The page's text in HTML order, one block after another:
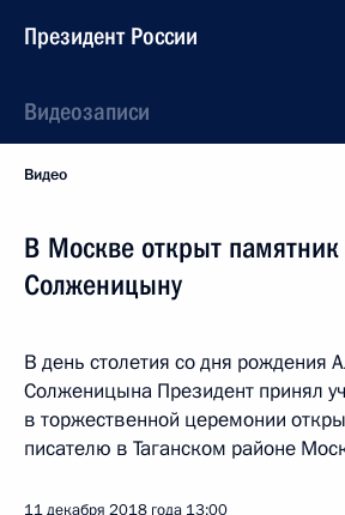
Президент России
Видеозаписи
Видео
В Москве открыт памятник
Солженицыну
В день столетия со дня рождения
Солженицына Президент принял
в торжественной церемонии
писателю в Таганском районе
11 декабря 2018 года 13:00